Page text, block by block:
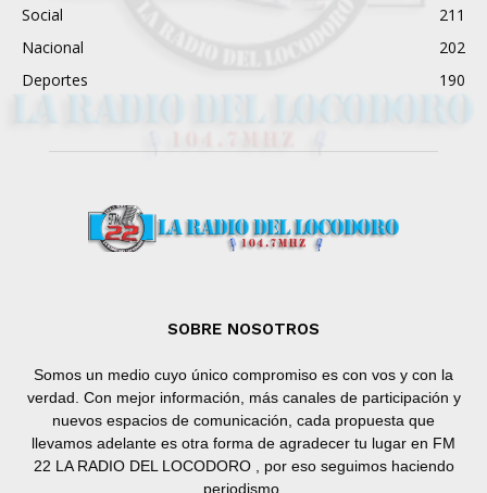
Social
211
Nacional
202
Deportes
190
SOBRE NOSOTROS
Somos un medio cuyo único compromiso es con vos y con la
verdad. Con mejor información, más canales de participación y
nuevos espacios de comunicación, cada propuesta que
llevamos adelante es otra forma de agradecer tu lugar en FM
22 LA RADIO DEL LOCODORO , por eso seguimos haciendo
periodismo.